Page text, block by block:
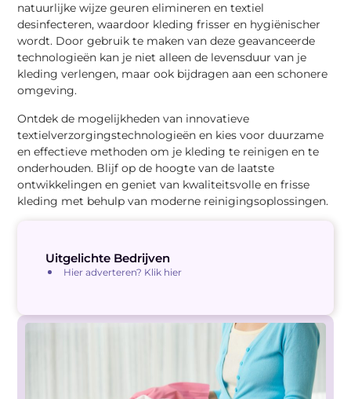
natuurlijke wijze geuren elimineren en textiel
desinfecteren, waardoor kleding frisser en hygiënischer
wordt. Door gebruik te maken van deze geavanceerde
technologieën kan je niet alleen de levensduur van je
kleding verlengen, maar ook bijdragen aan een schonere
omgeving.
Ontdek de mogelijkheden van innovatieve
textielverzorgingstechnologieën en kies voor duurzame
en effectieve methoden om je kleding te reinigen en te
onderhouden. Blijf op de hoogte van de laatste
ontwikkelingen en geniet van kwaliteitsvolle en frisse
kleding met behulp van moderne reinigingsoplossingen.
Uitgelichte Bedrijven
Hier adverteren? Klik hier